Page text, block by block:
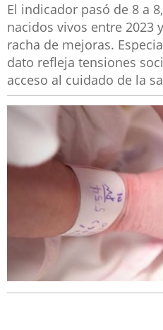
El indicador pasó de 8 a
nacidos vivos entre 2023
racha de mejoras.
dato refleja tensiones
acceso al cuidado de la